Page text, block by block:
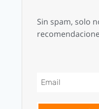
Sin spam, solo